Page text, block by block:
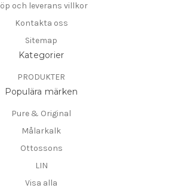
och leverans villkor
Kontakta oss
Sitemap
Kategorier
PRODUKTER
Populära märken
Pure & Original
Målarkalk
Ottossons
LIN
Visa alla